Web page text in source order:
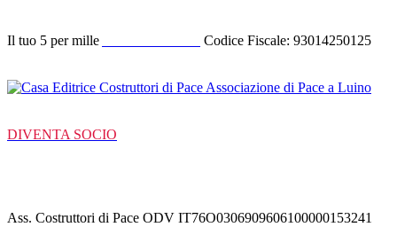
Il tuo 5 per mille Codice Fiscale: 93014250125
DIVENTA SOCIO
Ass. Costruttori di Pace ODV IT76O0306909606100000153241